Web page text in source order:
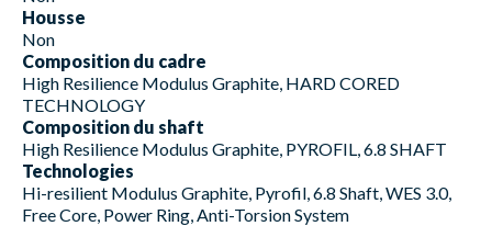
Housse
Non
Composition du cadre
High Resilience Modulus Graphite, HARD CORED
TECHNOLOGY
Composition du shaft
High Resilience Modulus Graphite, PYROFIL, 6.8 SHAFT
Technologies
Hi-resilient Modulus Graphite, Pyrofil, 6.8 Shaft, WES 3.0,
Free Core, Power Ring, Anti-Torsion System